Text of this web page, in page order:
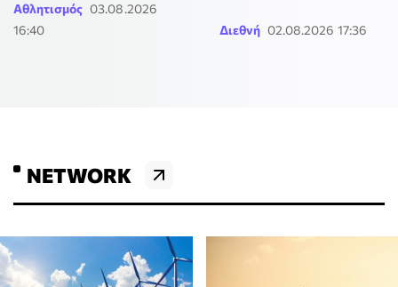
Αθλητισμός 03.08.2026
16:40
Διεθνή 02.08.2026 17:36
NETWORK